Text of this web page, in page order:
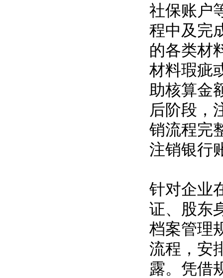
社保账户
程中及完
的各类材
材料瑕疵
助核算金
后阶段，
销流程完
注销银行
针对企业
证、股东
档案管理
流程，安
露。凭借